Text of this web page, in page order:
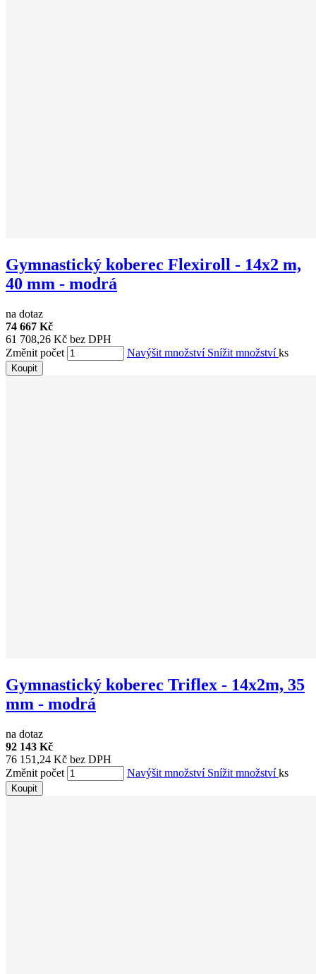
Gymnastický koberec Flexiroll - 14x2 m,
40 mm - modrá
na dotaz
74 667 Kč
61 708,26 Kč bez DPH
Změnit počet
Navýšit množství Snížit množstvíks
Koupit
Gymnastický koberec Triflex - 14x2m, 35
mm - modrá
na dotaz
92 143 Kč
76 151,24 Kč bez DPH
Změnit počet
Navýšit množství Snížit množstvíks
Koupit